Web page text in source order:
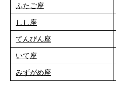
ふたご座
しし座
てんびん座
いて座
みずがめ座